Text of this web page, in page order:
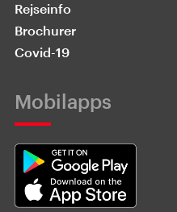
Rejseinfo
Brochurer
Covid-19
Mobilapps